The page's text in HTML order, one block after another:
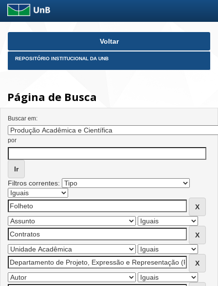
Skip
Voltar
REPOSITÓRIO INSTITUCIONAL DA UNB
Página de Busca
Buscar em:
por
Filtros correntes: